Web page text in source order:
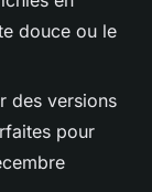
douce ou le
des versions
pour